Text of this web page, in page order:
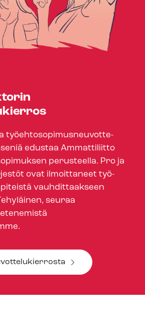
työ­eh­to­so­pi­mus­neu­vot­te­
edustaa Ammattiliitto
perusteella. Pro ja
ovat ilmoittaneet työ­
vauhdittaakseen
seuraa